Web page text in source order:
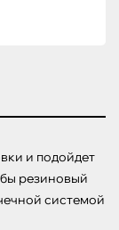
и подойдет
резиновый
системой